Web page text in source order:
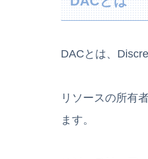
DACとは、
リソースの所有
ます。